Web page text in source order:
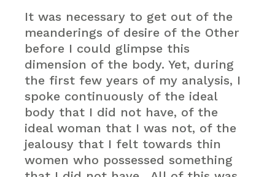
It was necessary to get out of the
meanderings of desire of the Other
before I could glimpse this
dimension of the body. Yet, during
the first few years of my analysis, I
spoke continuously of the ideal
body that I did not have, of the
ideal woman that I was not, of the
jealousy that I felt towards thin
women who possessed something